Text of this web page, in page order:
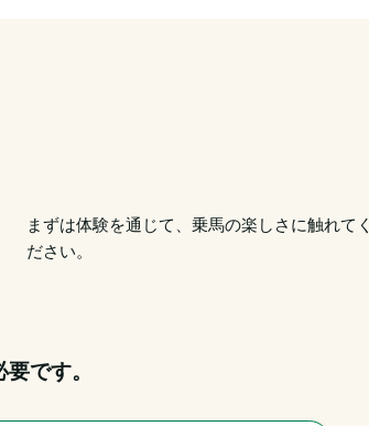
まずは体験を通じて、乗馬の楽しさに触れてく
ださい。
要です。